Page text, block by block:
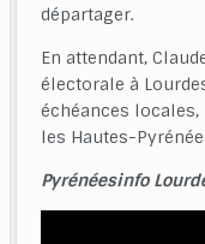
départager.
En attendant,
électorale à
échéances
les Hautes-
Pyrénéesinfo